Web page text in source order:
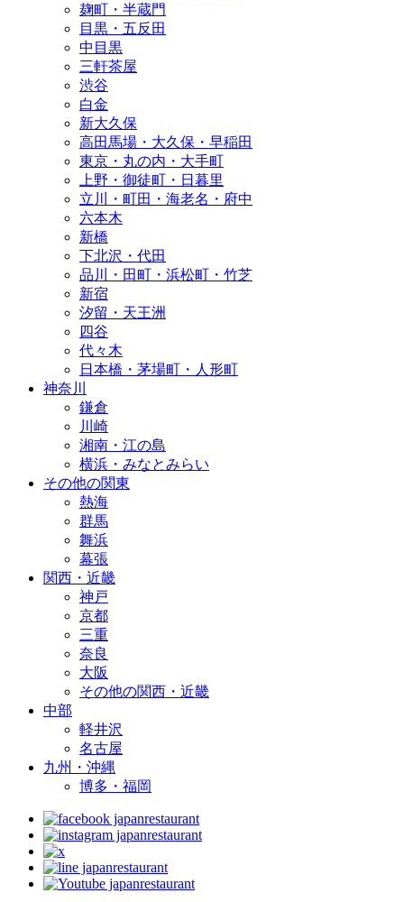
麹町・半蔵門
目黒・五反田
中目黒
三軒茶屋
渋谷
白金
新大久保
高田馬場・大久保・早稲田
東京・丸の内・大手町
上野・御徒町・日暮里
立川・町田・海老名・府中
六本木
新橋
下北沢・代田
品川・田町・浜松町・竹芝
新宿
汐留・天王洲
四谷
代々木
日本橋・茅場町・人形町
神奈川
鎌倉
川崎
湘南・江の島
横浜・みなとみらい
その他の関東
熱海
群馬
舞浜
幕張
関西・近畿
神戸
京都
三重
奈良
大阪
その他の関西・近畿
中部
軽井沢
名古屋
九州・沖縄
博多・福岡